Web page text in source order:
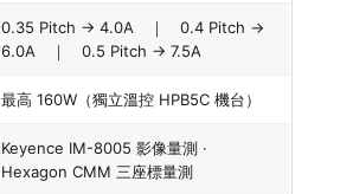
0.35 Pitch → 4.0A ｜ 0.4 Pitch →
6.0A ｜ 0.5 Pitch → 7.5A
最高 160W（獨立溫控 HPB5C 機台）
Keyence IM-8005 影像量測 ·
Hexagon CMM 三座標量測